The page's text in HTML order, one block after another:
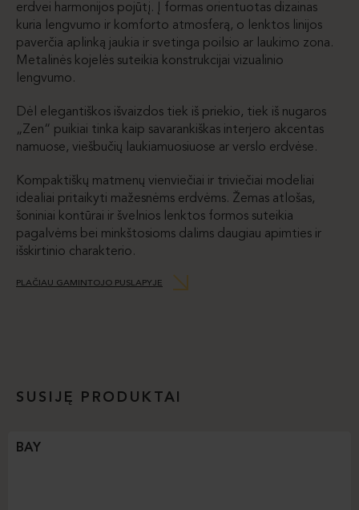
erdvei harmonijos pojūtį. Į formas orientuotas dizainas
kuria lengvumo ir komforto atmosferą, o lenktos linijos
paverčia aplinką jaukia ir svetinga poilsio ar laukimo zona.
Metalinės kojelės suteikia konstrukcijai vizualinio
lengvumo.
Dėl elegantiškos išvaizdos tiek iš priekio, tiek iš nugaros
„Zen“ puikiai tinka kaip savarankiškas interjero akcentas
namuose, viešbučių laukiamuosiuose ar verslo erdvėse.
Kompaktiškų matmenų vienviečiai ir triviečiai modeliai
idealiai pritaikyti mažesnėms erdvėms. Žemas atlošas,
šoniniai kontūrai ir švelnios lenktos formos suteikia
pagalvėms bei minkštosioms dalims daugiau apimties ir
išskirtinio charakterio.
PLAČIAU GAMINTOJO PUSLAPYJE
SUSIJĘ PRODUKTAI
BAY